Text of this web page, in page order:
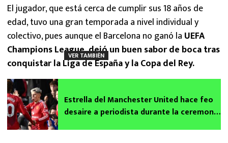
El jugador, que está cerca de cumplir sus 18 años de
edad, tuvo una gran temporada a nivel individual y
colectivo, pues aunque el Barcelona no ganó la UEFA
Champions League, dejó un buen sabor de boca tras
conquistar la Liga de España y la Copa del Rey.
VER TAMBIÉN
Estrella del Manchester United hace feo
desaire a periodista durante la ceremonia